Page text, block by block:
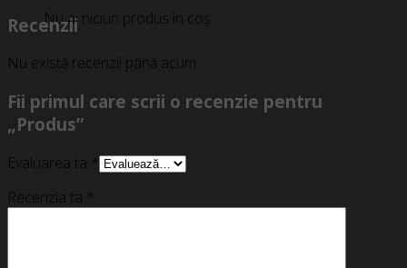
Nu ai niciun produs în coș.
Recenzii
Nu există recenzii până acum.
Fii primul care scrii o recenzie pentru
„Produs”
Evaluarea ta *
Recenzia ta *